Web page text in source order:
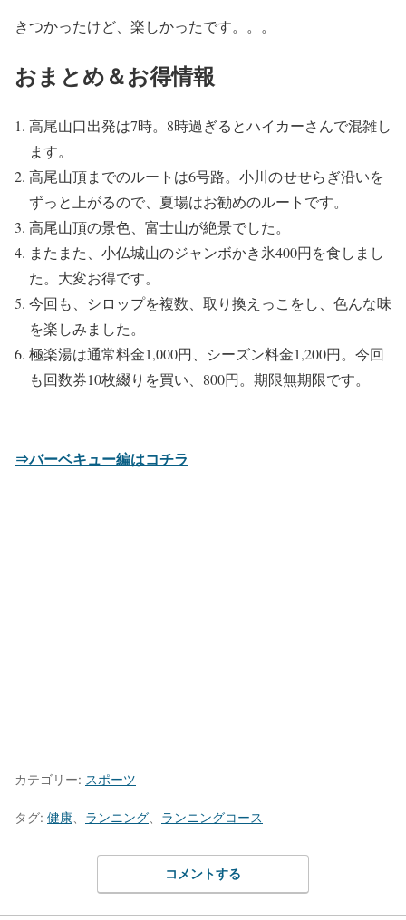
きつかったけど、楽しかったです。。。
おまとめ＆お得情報
高尾山口出発は7時。8時過ぎるとハイカーさんで混雑し
ます。
高尾山頂までのルートは6号路。小川のせせらぎ沿いを
ずっと上がるので、夏場はお勧めのルートです。
高尾山頂の景色、富士山が絶景でした。
またまた、小仏城山のジャンボかき氷400円を食しまし
た。大変お得です。
今回も、シロップを複数、取り換えっこをし、色んな味
を楽しみました。
極楽湯は通常料金1,000円、シーズン料金1,200円。今回
も回数券10枚綴りを買い、800円。期限無期限です。
⇒バーベキュー編はコチラ
カテゴリー: スポーツ
タグ: 健康 ランニング ランニングコース
コメントする